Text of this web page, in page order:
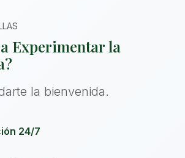
Experimentar la
la bienvenida.
24/7